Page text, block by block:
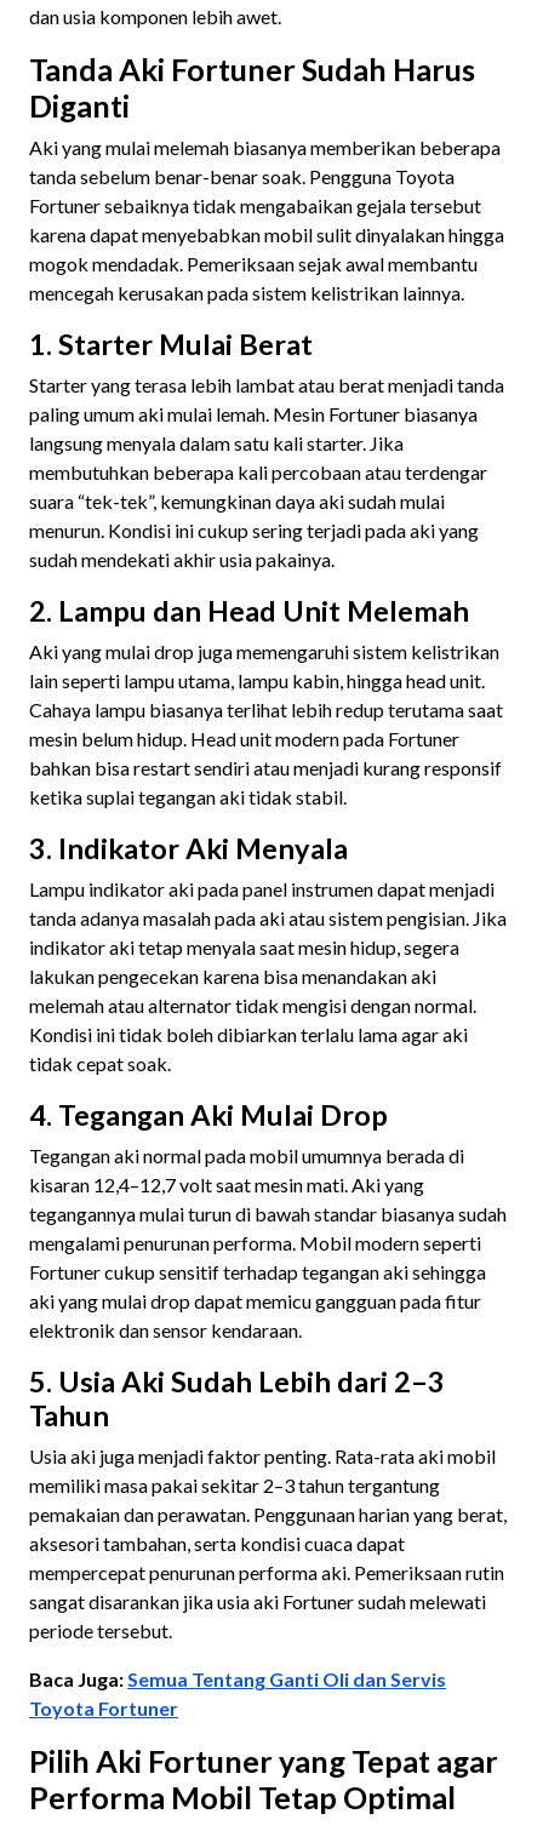
dan usia komponen lebih awet.
Tanda Aki Fortuner Sudah Harus
Diganti
Aki yang mulai melemah biasanya memberikan beberapa
tanda sebelum benar-benar soak. Pengguna Toyota
Fortuner sebaiknya tidak mengabaikan gejala tersebut
karena dapat menyebabkan mobil sulit dinyalakan hingga
mogok mendadak. Pemeriksaan sejak awal membantu
mencegah kerusakan pada sistem kelistrikan lainnya.
1. Starter Mulai Berat
Starter yang terasa lebih lambat atau berat menjadi tanda
paling umum aki mulai lemah. Mesin Fortuner biasanya
langsung menyala dalam satu kali starter. Jika
membutuhkan beberapa kali percobaan atau terdengar
suara “tek-tek”, kemungkinan daya aki sudah mulai
menurun. Kondisi ini cukup sering terjadi pada aki yang
sudah mendekati akhir usia pakainya.
2. Lampu dan Head Unit Melemah
Aki yang mulai drop juga memengaruhi sistem kelistrikan
lain seperti lampu utama, lampu kabin, hingga head unit.
Cahaya lampu biasanya terlihat lebih redup terutama saat
mesin belum hidup. Head unit modern pada Fortuner
bahkan bisa restart sendiri atau menjadi kurang responsif
ketika suplai tegangan aki tidak stabil.
3. Indikator Aki Menyala
Lampu indikator aki pada panel instrumen dapat menjadi
tanda adanya masalah pada aki atau sistem pengisian. Jika
indikator aki tetap menyala saat mesin hidup, segera
lakukan pengecekan karena bisa menandakan aki
melemah atau alternator tidak mengisi dengan normal.
Kondisi ini tidak boleh dibiarkan terlalu lama agar aki
tidak cepat soak.
4. Tegangan Aki Mulai Drop
Tegangan aki normal pada mobil umumnya berada di
kisaran 12,4–12,7 volt saat mesin mati. Aki yang
tegangannya mulai turun di bawah standar biasanya sudah
mengalami penurunan performa. Mobil modern seperti
Fortuner cukup sensitif terhadap tegangan aki sehingga
aki yang mulai drop dapat memicu gangguan pada fitur
elektronik dan sensor kendaraan.
5. Usia Aki Sudah Lebih dari 2–3
Tahun
Usia aki juga menjadi faktor penting. Rata-rata aki mobil
memiliki masa pakai sekitar 2–3 tahun tergantung
pemakaian dan perawatan. Penggunaan harian yang berat,
aksesori tambahan, serta kondisi cuaca dapat
mempercepat penurunan performa aki. Pemeriksaan rutin
sangat disarankan jika usia aki Fortuner sudah melewati
periode tersebut.
Baca Juga:Semua Tentang Ganti Oli dan Servis
Toyota Fortuner
Pilih Aki Fortuner yang Tepat agar
Performa Mobil Tetap Optimal